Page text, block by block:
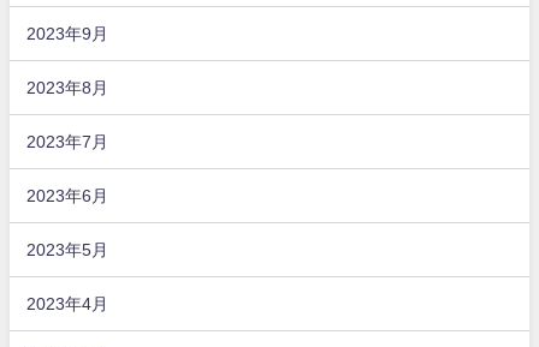
2023年9月
2023年8月
2023年7月
2023年6月
2023年5月
2023年4月